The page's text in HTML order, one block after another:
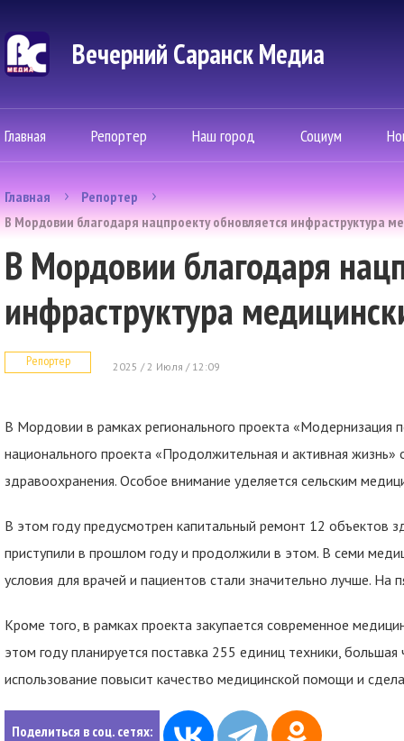
Вечерний Саранск Mедиа
Главная Репортер Наш город Социум
Главная
Репортер
В Мордовии благодаря нацпроекту обновляется инфраструктура
В Мордовии благодаря
инфраструктура
Репортер 2025 / 2 Июля / 12:09
В Мордовии в рамках регионального проекта «Модернизация
национального проекта «Продолжительная и активная жизнь»
здравоохранения. Особое внимание уделяется сельским
В этом году предусмотрен капитальный ремонт 12 объектов
приступили в прошлом году и продолжили в этом. В семи
условия для врачей и пациентов стали значительно лучше.
Кроме того, в рамках проекта закупается современное
этом году планируется поставка 255 единиц техники,
использование повысит качество медицинской помощи и
Поделиться в соц. сетях: